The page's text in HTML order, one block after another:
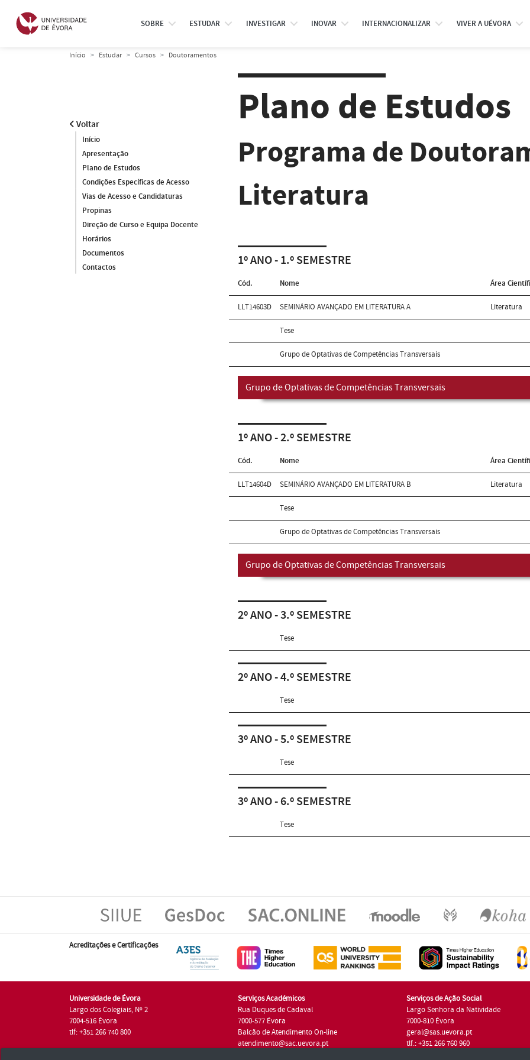
SOBRE ESTUDAR INVESTIGAR INOVAR INTERNACIONALIZAR VIVER A UÉVORA
Início Estudar Cursos Doutoramentos
Voltar
Início
Apresentação
Plano de Estudos
Condições Específicas de Acesso
Vias de Acesso e Candidaturas
Propinas
Direção de Curso e Equipa Docente
Horários
Documentos
Contactos
Plano de Estudos
Programa de
Literatura
1º ANO - 1.º SEMESTRE
Cód. Nome Área
LLT14603D SEMINÁRIO AVANÇADO EM LITERATURA A Literatura
Tese
Grupo de Optativas de Competências Transversais
Grupo de Optativas de Competências Transversais
1º ANO - 2.º SEMESTRE
Cód. Nome Área
LLT14604D SEMINÁRIO AVANÇADO EM LITERATURA B Literatura
Tese
Grupo de Optativas de Competências Transversais
Grupo de Optativas de Competências Transversais
2º ANO - 3.º SEMESTRE
Tese
2º ANO - 4.º SEMESTRE
Tese
3º ANO - 5.º SEMESTRE
Tese
3º ANO - 6.º SEMESTRE
Tese
Acreditações e Certificações
Universidade de Évora
Largo dos Colegiais, Nº 2
7004-516 Évora
tlf: +351 266 740 800
Serviços Académicos
Rua Duques de Cadaval
7000-577 Évora
Balcão de Atendimento On-line
atendimento@sac.uevora.pt
Serviços de Ação Social
Largo Senhora da Natividade
7000-810 Évora
geral@sas.uevora.pt
tlf.: +351 266 760 960